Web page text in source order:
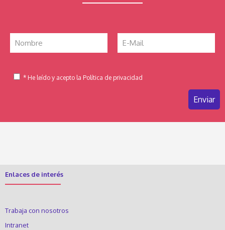
* He leído y acepto la Política de privacidad
Enlaces de interés
Trabaja con nosotros
Intranet